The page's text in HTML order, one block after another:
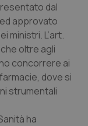
dal
approvato
ministri. L’art.
oltre agli
concorrere ai
dove si
strumentali
ha